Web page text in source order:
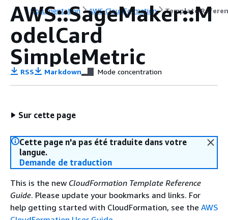
Documentation AWS CloudFormation Template
AWS::SageMaker::M
odelCard
SimpleMetric
RSS Markdown Mode concentration
Sur cette page
Cette page n'a pas été traduite dans votre
langue.
Demande de traduction
This is the new CloudFormation Template Reference
Guide. Please update your bookmarks and links. For
help getting started with CloudFormation, see the AWS